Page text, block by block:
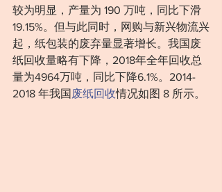
较为明显，产量为 190 万吨，同比下滑
19.15%。但与此同时，网购与新兴物流兴
起，纸包装的废弃量显著增长。我国废
纸回收量略有下降，2018年全年回收总
量为4964万吨，同比下降6.1%。2014-
2018 年我国 废纸回收情况如图 8 所示。